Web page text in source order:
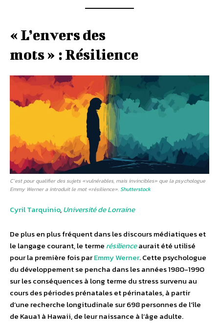
« L’envers des
mots » : Résilience
C’est pour qualifier des sujets «vulnérables, mais invincibles» que la psychologue
Emmy Werner a introduit le mot «résilience».Shutterstock
Cyril Tarquinio,Université de Lorraine
De plus en plus fréquent dans les discours médiatiques et
le langage courant, le terme résilienceaurait été utilisé
pour la première fois parEmmy Werner. Cette psychologue
du développement se pencha dans les années 1980-1990
sur les conséquences à long terme du stress survenu au
cours des périodes prénatales et périnatales, à partir
d’une recherche longitudinale sur 698 personnes de l’île
de Kauaï à Hawaii, de leur naissance à l’âge adulte.